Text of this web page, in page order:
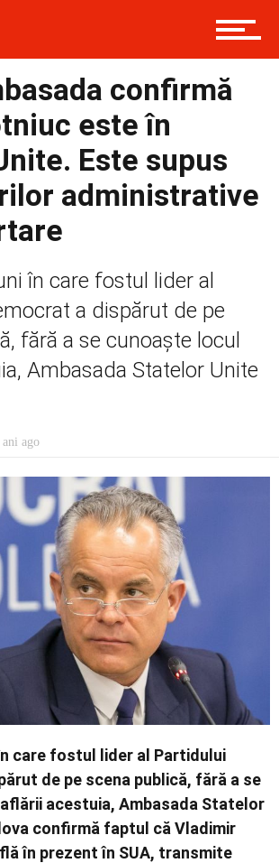
confirmă
este în
Este supus
administrative
în care fostul lider al
a dispărut de pe
fără a se cunoaște locul
Ambasada Statelor Unite
ani ago
care fostul lider al Partidului
de pe scena publică, fără a se
acestuia, Ambasada Statelor
confirmă faptul că Vladimir
în prezent în SUA, transmite